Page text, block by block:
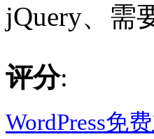
jQuery、需
评分:
WordPress免